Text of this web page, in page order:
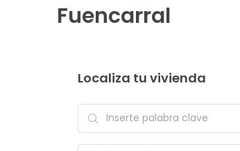
Fuencarral
Localiza tu vivienda